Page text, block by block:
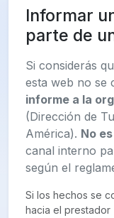
Informar
parte de
Si considerás
esta web no se
informe a la
(Dirección de
América). No
canal interno
según el
Si los hechos se
hacia el prestador